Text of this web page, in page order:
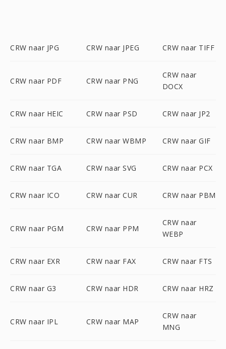
CRW naar JPG CRW naar JPEG CRW naar TIFF
CRW naar PDF CRW naar PNG
CRW naar
DOCX
CRW naar HEIC CRW naar PSD CRW naar JP2
CRW naar BMP CRW naar WBMP CRW naar GIF
CRW naar TGA CRW naar SVG CRW naar PCX
CRW naar ICO CRW naar CUR CRW naar PBM
CRW naar PGM CRW naar PPM
CRW naar
WEBP
CRW naar EXR CRW naar FAX CRW naar FTS
CRW naar G3 CRW naar HDR CRW naar HRZ
CRW naar IPL CRW naar MAP
CRW naar
MNG